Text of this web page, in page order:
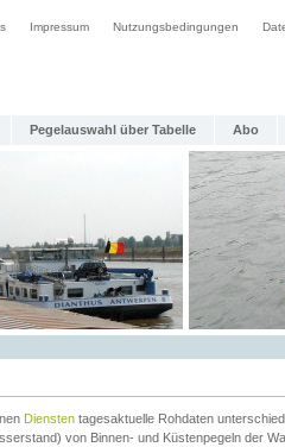
Impressum Nutzungsbedingungen
Pegelauswahl über Tabelle Abo
Diensten tagesaktuelle Rohdaten
von Binnen- und Küstenpegeln der